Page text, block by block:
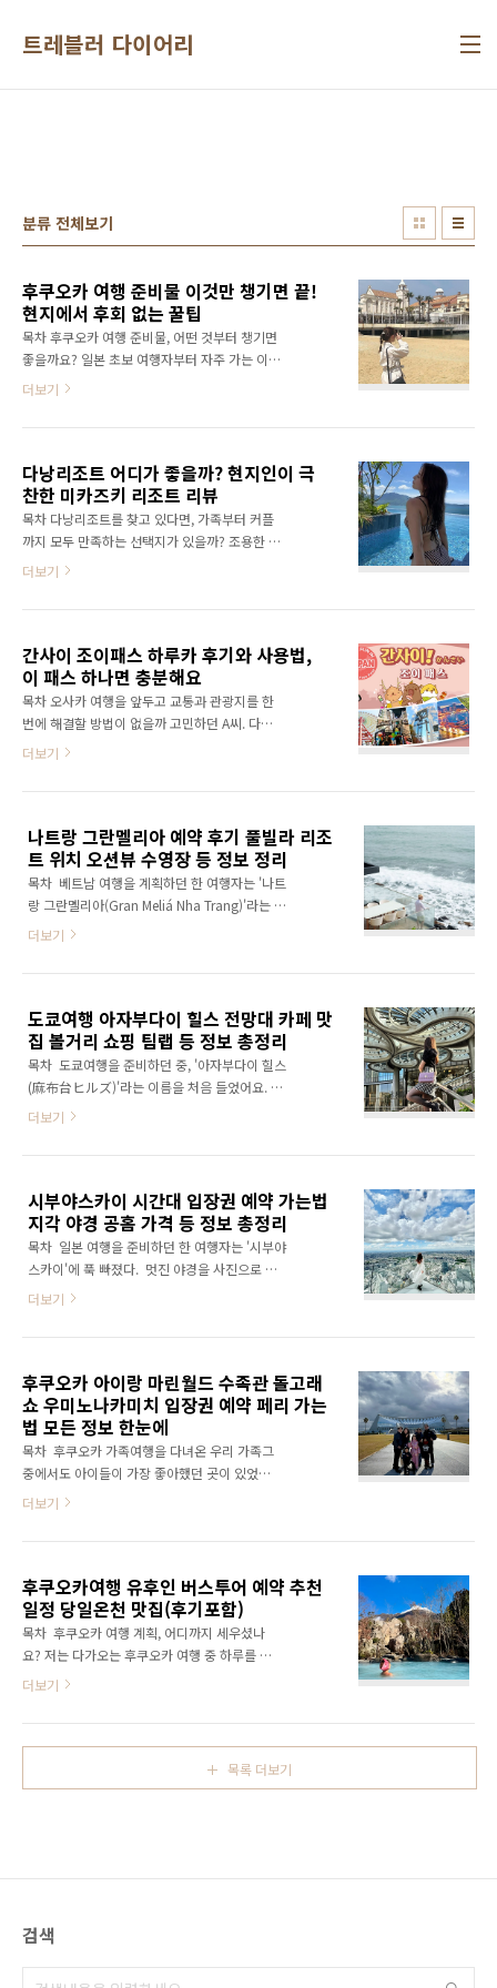
트레블러 다이어리
분류 전체보기
후쿠오카 여행 준비물 이것만 챙기면 끝!
현지에서 후회 없는 꿀팁
목차 후쿠오카 여행 준비물, 어떤 것부터 챙기면
좋을까요? 일본 초보 여행자부터 자주 가는 이들
까지, 짐 싸기 전 꼭 한 번은 확인해야 할 주제예
분이면 도착해요. 그래서 주말이나 짧은 연휴에
지 다채롭게 즐길 수 있는 도시라 준비물만 잘 챙
겨도 여행 만족도가 훨씬 높아져요. 이 글에서는
계절별 옷차림부터 전자기기, 유심, 날씨 대응 아
이템까지 '후쿠오카 여행 준비물'을 쉽고 꼼꼼하
후쿠오카는 일본 규슈 북부에 있는 항구 도시예
5월 현재, 한국인은 무비자..
더보기
다낭리조트 어디가 좋을까? 현지인이 극
찬한 미카즈키 리조트 리뷰
목차 다낭리조트를 찾고 있다면, 가족부터 커플
까지 모두 만족하는 선택지가 있을까? 조용한 휴
식과 액티비티를 동시에 즐기고 싶은 여행자라
본식 온천과 워터파크, 오션뷰 객실까지 다채로
공항과 가까워 이동도 편리하고, 조식 퀄리티와
객실 컨디션에 대한 후기 만족도도 높은 편이다.
다양한 여행 목적에 어울리는 다낭리조트로 이
곳이 왜 자주 언급되는지 알게 될 것이다. 공항에
즈키 리조트는 다낭 국제공항에서 차량으로 약
관은 일본 전통 건축과 현대적인 디자인이 조화
를 이..
더보기
간사이 조이패스 하루카 후기와 사용법,
이 패스 하나면 충분해요
목차 오사카 여행을 앞두고 교통과 관광지를 한
번에 해결할 방법이 없을까 고민하던 A씨. 다양
한 패스를 비교하다가 '간사이 조이패스 하루
후기도 살펴보며 꼼꼼히 분석한 끝에 이 글을 통
들에게 생생하고 실질적인 정보를 전달하고 싶
다는 마음도 담았다. 간사이 조이패스 하루카란?
간사이 조이패스 하루카는 간사이 지역 여행자
들을 위한 통합형 교통·관광 패스다. 오사카, 교
수 있도록 다양한 입장권과 교통편을 함께 제공
도권이 포함되어 있다는 점이다. 이동 시간은
30..
더보기
나트랑 그란멜리아 예약 후기 풀빌라 리조
트 위치 오션뷰 수영장 등 정보 정리
목차 베트남 여행을 계획하던 한 여행자는 '나트
랑 그란멜리아(Gran Meliá Nha Trang)'라는 이
름을 처음 접했다. 단순한 리조트가 아닌 고급 풀
곳이었다. 궁금한 마음에 후기부터 위치, 부대시
정을 통해 얻은 정보들을 정리한 기록이다. 🏖️
나트랑 그란멜리아란? 왜 요즘 주목받는지 나트
랑 그란멜리아(Gran Meliá Nha Trang)는
2023년에 문을 연 스페인계 럭셔리 리조트다.
사이에서 입소문을 타고 있다. 나트랑 시내에서
리어, 그리고 세심한..
더보기
도쿄여행 아자부다이 힐스 전망대 카페 맛
집 볼거리 쇼핑 팀랩 등 정보 총정리
목차 도쿄여행을 준비하던 중, '아자부다이 힐스
(麻布台ヒルズ)'라는 이름을 처음 들었어요. 가
볍게 검색해봤다가 깜짝 놀랐죠. 전망대, 카페,
라고요. 그래서 궁금한 마음에 이것저것 꼼꼼히
이 많은 도움이 될 거예요. 🗼 도쿄여행에서 절
대 놓치면 안 되는 곳, 아자부다이 힐스란?
2023년 11월에 문을 연 아자부다이 힐스는 도
쿄 미나토구에 있어요. 도심 한가운데지만 자연
여행 계획 중인 사람들 사이에서 입소문이 자자
고 다녀도 부족할 정도예요. 🌆 일본 최..
더보기
시부야스카이 시간대 입장권 예약 가는법
지각 야경 공홈 가격 등 정보 총정리
목차 일본 여행을 준비하던 한 여행자는 '시부야
스카이'에 푹 빠졌다. 멋진 야경을 사진으로 남
기고 싶어 열심히 정보를 찾아봤다. 입장 시간부
했다. 처음 가보는 분들에게 도움이 되길 바라는
이라면 꼭 읽어보길 추천한다. 시부야스카이란?
도쿄 필수 여행 코스 시부야스카이는 도쿄 시부
야 한가운데 있는 초고층 전망대다. 시부야 스크
램블 스퀘어 47층에 자리 잡고 있다. 높이는 무
려 지상 229m, 시부야 전경이 한눈에 들어온다.
유명하다. 인스타그램에서 '인생샷 맛집'으로 불
더보기
후쿠오카 아이랑 마린월드 수족관 돌고래
쇼 우미노나카미치 입장권 예약 페리 가는
법 모든 정보 한눈에
목차 후쿠오카 가족여행을 다녀온 우리 가족그
중에서도 아이들이 가장 좋아했던 곳이 있었어
요바로 후쿠오카 마린월드 (マリンワールド海
을 흔드는 그곳. 단순한 수족관이 아니라, 온 가
짧은 일정이었지만 그 하루가 오래 기억에 남습
니다. 🐬 후쿠오카 마린월드, 왜 이렇게 인기일
까요? 후쿠오카 도심에서 단 40분이면 도착해
요멀지 않으면서도 완전히 다른 분위기를 만날
크라는 이름답게돌고래 쇼, 해달 리로군, 대형 수
요. 한마디로 요약하자면,‘도심에서 가장 가까운
더보기
후쿠오카여행 유후인 버스투어 예약 추천
일정 당일온천 맛집(후기포함)
목차 후쿠오카 여행 계획, 어디까지 세우셨나
요? 저는 다가오는 후쿠오카 여행 중 하루를 온
천과 아름다운 자연으로 유명한 유후인 버스투
서 벗어나 일본 전통 온천마을의 여유로운 분위
기를 느끼고 싶었거든요. 버스투어로 교통 걱정
없이 유후인의 아기자기한 상점들과 유후인 호
수의 환상적인 풍경, 그리고 현지 음식을 즐길 계
교해봤더니, 여행 플랫폼을 활용하는 게 더 유리
정 특가가 열릴 때가 많으니, 미리 찜해두는 것도
추천한다...
더보기
목록 더보기
검색